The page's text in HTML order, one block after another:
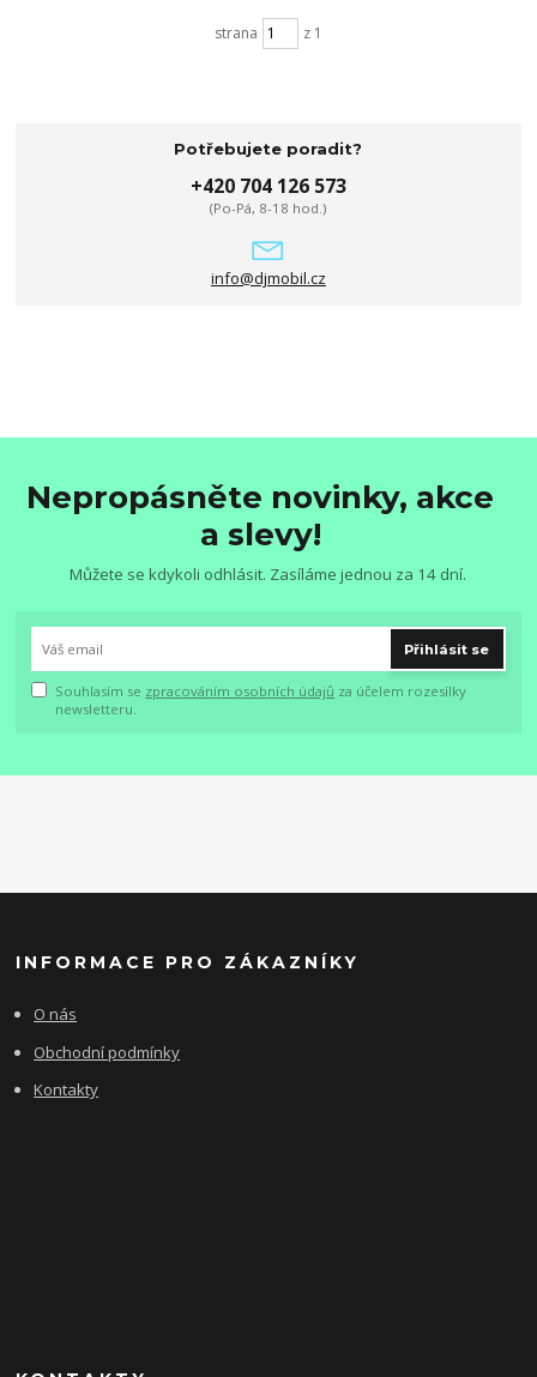
strana z 1
Potřebujete poradit?
+420 704 126 573
(Po-Pá, 8-18 hod.)
info@djmobil.cz
Nepropásněte novinky, akce
a slevy!
Můžete se kdykoli odhlásit. Zasíláme jednou za 14 dní.
Přihlásit se
Souhlasím se zpracováním osobních údajů za účelem rozesílky
newsletteru.
INFORMACE PRO ZÁKAZNÍKY
O nás
Obchodní podmínky
Kontakty